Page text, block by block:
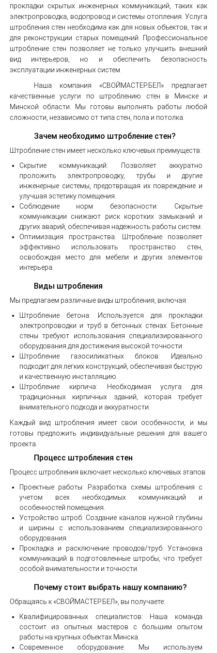
прокладки скрытых инженерных коммуникаций, таких как
электропроводка, водопровод и системы отопления. Услуга
штробления стен необходима как для новых объектов, так и
для реконструкции старых помещений. Профессиональное
штробление стен позволяет не только улучшить внешний
вид интерьеров, но и обеспечить безопасность
эксплуатации инженерных систем.
Наша компания «СВОЙМАСТЕР.БЕЛ» предлагает
качественные услуги по штроблению стен в Минске и
Минской области. Мы готовы выполнять работы любой
сложности, независимо от типа стен, пола и потолка.
Зачем необходимо штробление стен?
Штробление стен имеет несколько ключевых преимуществ:
Скрытие коммуникаций: Позволяет аккуратно
проложить электропроводку, трубы и другие
инженерные системы, предотвращая их повреждение и
улучшая эстетику помещения.
Соблюдение норм безопасности: Скрытые
коммуникации снижают риск коротких замыканий и
других аварий, обеспечивая надежность работы систем.
Оптимизация пространства: Штробление позволяет
эффективно использовать пространство стен,
освобождая место для мебели и других элементов
интерьера.
Виды штробления
Мы предлагаем различные виды штробления, включая:
Штробление бетона: Используется для прокладки
электропроводки и труб в бетонных стенах. Бетонные
стены требуют использования специализированного
оборудования для достижения высокой точности.
Штробление газосиликатных блоков: Идеально
подходит для легких конструкций, обеспечивая быструю
и качественную инсталляцию.
Штробление кирпича: Необходимая услуга для
традиционных кирпичных зданий, которая требует
внимательного подхода и аккуратности.
Каждый вид штробления имеет свои особенности, и мы
готовы предложить индивидуальные решения для вашего
проекта.
Процесс штробления стен
Процесс штробления включает несколько ключевых этапов:
Проектные работы: Разработка схемы штробления с
учетом всех необходимых коммуникаций и
особенностей помещения.
Устройство штроб: Создание каналов нужной глубины
и ширины с использованием специализированного
оборудования.
Прокладка и расключение проводов/труб: Установка
коммуникаций в подготовленные штробы, что требует
особой внимательности и точности.
Почему стоит выбрать нашу компанию?
Обращаясь к «СВОЙМАСТЕР.БЕЛ», вы получаете:
Квалифицированных специалистов: Наша команда
состоит из опытных мастеров с большим опытом
работы на крупных объектах Минска.
Современное оборудование: Мы используем